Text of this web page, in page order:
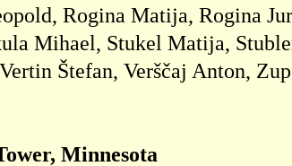
Rogina Matija, Rogina
Mihael, Stukel Matija,
Štefan, Verščaj Anton,
Minnesota